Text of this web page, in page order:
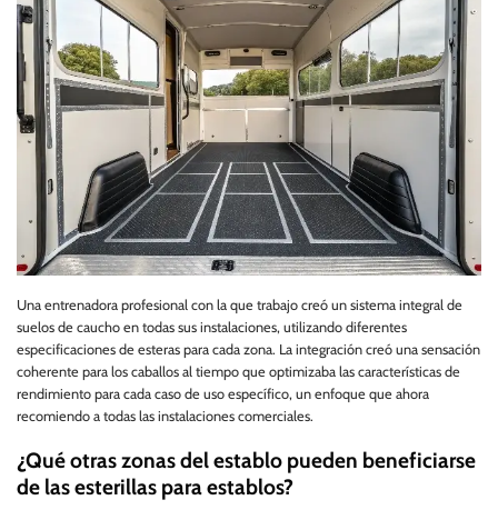
Una entrenadora profesional con la que trabajo creó un sistema integral de
suelos de caucho en todas sus instalaciones, utilizando diferentes
especificaciones de esteras para cada zona. La integración creó una sensación
coherente para los caballos al tiempo que optimizaba las características de
rendimiento para cada caso de uso específico, un enfoque que ahora
recomiendo a todas las instalaciones comerciales.
¿Qué otras zonas del establo pueden beneficiarse
de las esterillas para establos?